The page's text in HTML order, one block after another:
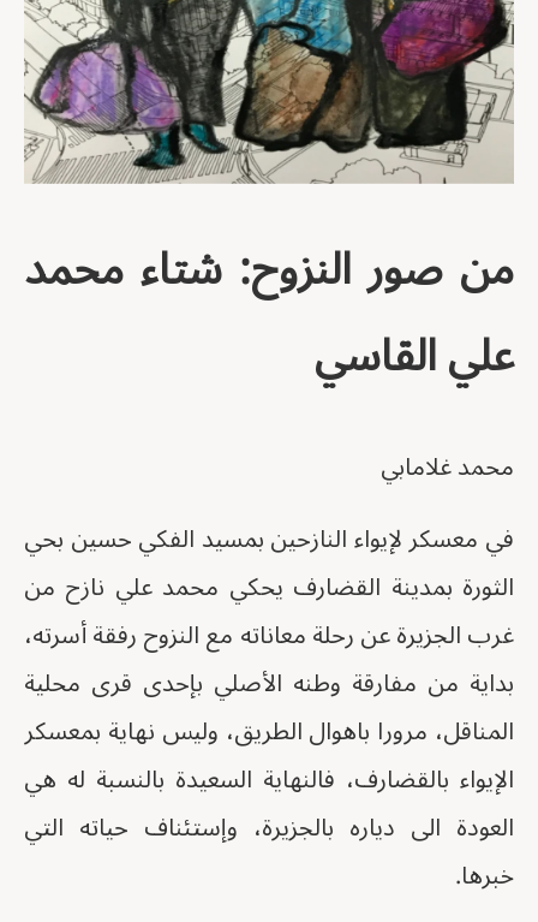
من صور النزوح: شتاء محمد
علي القاسي
محمد غلامابي
في معسكر لإيواء النازحين بمسيد الفكي حسين بحي
الثورة بمدينة القضارف يحكي محمد علي نازح من
غرب الجزيرة عن رحلة معاناته مع النزوح رفقة أسرته،
بداية من مفارقة وطنه الأصلي بإحدى قرى محلية
المناقل، مرورا باهوال الطريق، وليس نهاية بمعسكر
الإيواء بالقضارف، فالنهاية السعيدة بالنسبة له هي
العودة الى دياره بالجزيرة، وإستئناف حياته التي
خبرها.